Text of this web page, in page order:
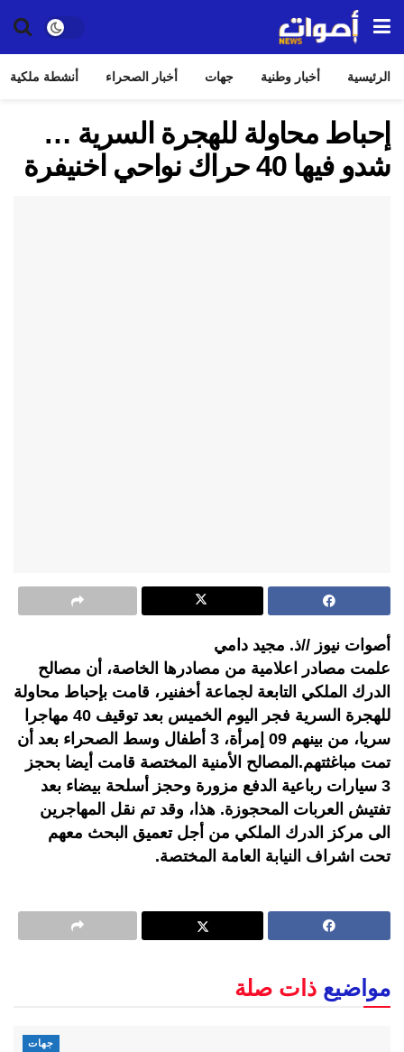
الرئيسية أخبار وطنية جهات أخبار الصحراء أنشطة ملكية
إحباط محاولة للهجرة السرية …
شدو فيها 40 حراك نواحي اخنيفرة
أصوات نيوز //ذ. مجيد دامي
علمت مصادر اعلامية من مصادرها الخاصة، أن مصالح
الدرك الملكي التابعة لجماعة أخفنير، قامت بإحباط محاولة
للهجرة السرية فجر اليوم الخميس بعد توقيف 40 مهاجرا
سريا، من بينهم 09 إمرأة، 3 أطفال وسط الصحراء بعد أن
تمت مباغثتهم.المصالح الأمنية المختصة قامت أيضا بحجز
3 سيارات رباعية الدفع مزورة وحجز أسلحة بيضاء بعد
تفتيش العربات المحجوزة. هذا، وقد تم نقل المهاجرين
الى مركز الدرك الملكي من أجل تعميق البحث معهم
تحت اشراف النيابة العامة المختصة.
مواضيع ذات صلة
جهات